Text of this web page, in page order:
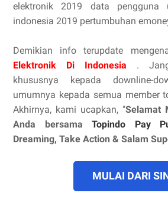
elektronik 2019 data pengguna
indonesia 2019 pertumbuhan
Demikian info terupdate
Elektronik Di Indonesia .
khususnya kepada downline-
umumnya kepada semua member
Akhirnya, kami ucapkan, "Selamat
Anda bersama Topindo Pay
Dreaming, Take Action & Salam
MULAI DARI